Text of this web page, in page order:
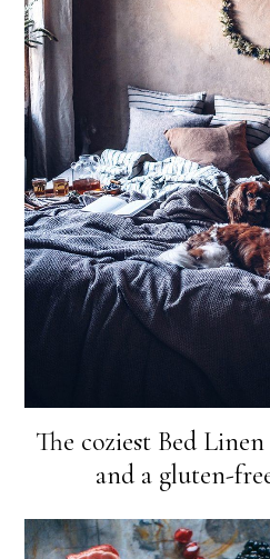
The coziest Bed
and a gluten-